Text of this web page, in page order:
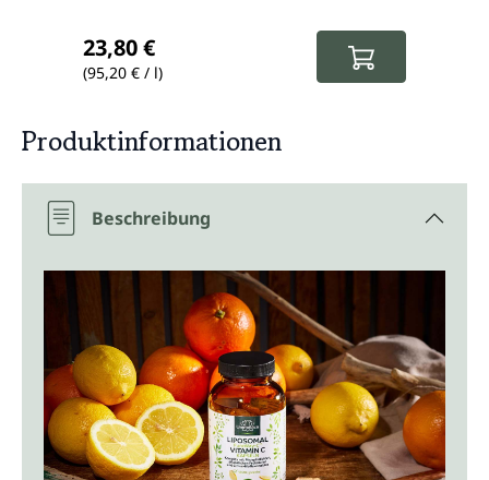
23,80 €
(95,20 € / l)
Produktinformationen
Beschreibung